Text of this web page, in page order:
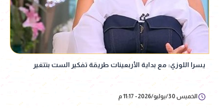
يسرا اللوزي: مع بداية الأربعينات طريقة تفكير الست بتتغير
الخميس 30/يوليو/2026 - 11:17 م